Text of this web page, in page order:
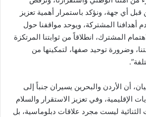
أي جهة، ونؤكد باستمرار أهمية تعزيز
أهدافنا المشتركة، ويوحد مواقفنا حول
المشترك، انطلاقاً من ثوابتنا المرتكزة
وضرورة توحيد صفها، لتمكينها من
أن الأردن والبحرين يسيران جنباً إلى
الإقليمية، وفي تعزيز الاستقرار والسلام
الثنائية ليست مجرد علاقات دبلوماسية، بل